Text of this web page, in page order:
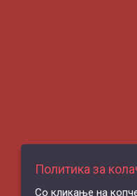
Политика за
Со кликање на